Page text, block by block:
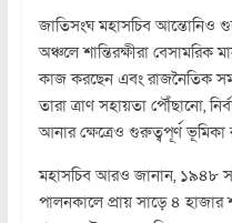
জাতিসংঘ মহাসচিব আন্তোনিও
অঞ্চলে শান্তিরক্ষীরা বেসামরিক
কাজ করছেন এবং রাজনৈতিক
তারা ত্রাণ সহায়তা পৌঁছানো,
আনার ক্ষেত্রেও গুরুত্বপূর্ণ ভূমিকা
মহাসচিব আরও জানান, ১৯৪৮
পালনকালে প্রায় সাড়ে ৪ হাজার